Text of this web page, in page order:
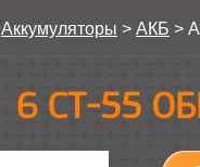
Аккумуляторы > АКБ >
6 СТ-55